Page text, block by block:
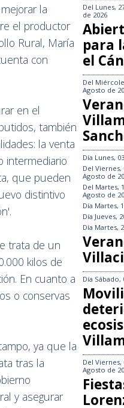
la
el productor
Rural, María
con
en el
también
la venta
intermediario
que pueden
distintivo
trata de un
kilos de
En cuanto a
o conservas
ya que la
tras la
y asegurar
Del Lunes,
de 2026
para
el
Del
Agosto de
Día Lunes,
Del Viernes,
Agosto de
Del Martes,
Agosto de
Día Martes,
Día Jueves,
Día Martes,
Día Sábado,
Del Viernes,
Agosto de